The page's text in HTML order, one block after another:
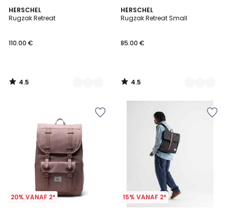
HERSCHEL
Rugzak Retreat
110.00 €
4.5
/ 5
3
Kleuren
4.5
/
HERSCHEL
Rugzak Retreat Small
85.00 €
4.5
/ 5
3
Kleuren
4.5
/
20% VANAF 2* 15% VANAF 2*